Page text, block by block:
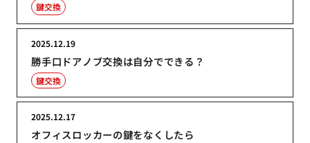
鍵交換
勝手口ドアノブ交換は自分でできる？
2025.12.19
鍵交換
オフィスロッカーの鍵をなくしたら
2025.12.17